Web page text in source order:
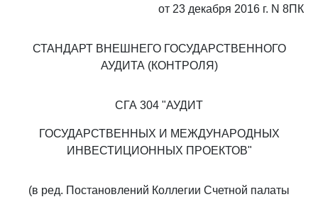
от 23 декабря 2016 г. N 8ПК
СТАНДАРТ ВНЕШНЕГО ГОСУДАРСТВЕННОГО
АУДИТА (КОНТРОЛЯ)
СГА 304 "АУДИТ
ГОСУДАРСТВЕННЫХ И МЕЖДУНАРОДНЫХ
ИНВЕСТИЦИОННЫХ ПРОЕКТОВ"
(в ред. Постановлений Коллегии Счетной палаты